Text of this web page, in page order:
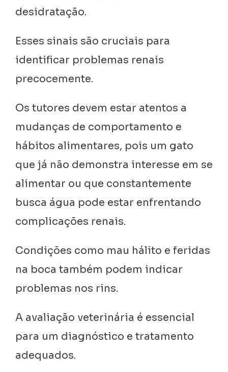
desidratação.
Esses sinais são cruciais para
identificar problemas renais
precocemente.
Os tutores devem estar atentos a
mudanças de comportamento e
hábitos alimentares, pois um gato
que já não demonstra interesse em se
alimentar ou que constantemente
busca água pode estar enfrentando
complicações renais.
Condições como mau hálito e feridas
na boca também podem indicar
problemas nos rins.
A avaliação veterinária é essencial
para um diagnóstico e tratamento
adequados.